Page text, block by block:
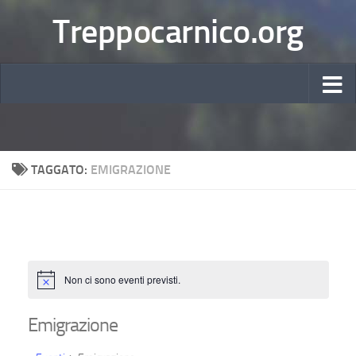
Treppocarnico.org
TAGGATO: EMIGRAZIONE
Notice Non ci sono eventi previsti.
Emigrazione